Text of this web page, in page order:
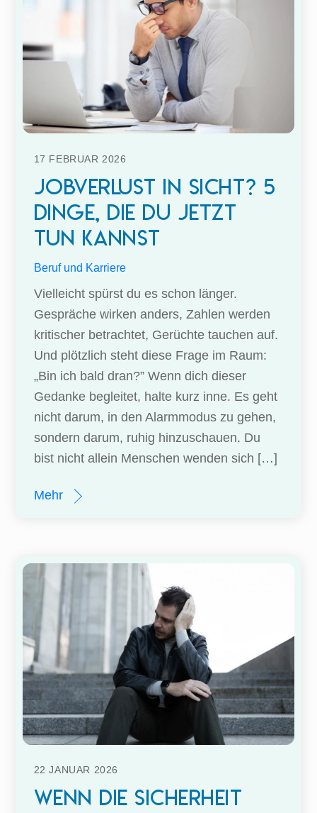
17 FEBRUAR 2026
Jobverlust in Sicht? 5
Dinge, die du JETZT
tun kannst
Beruf und Karriere
Vielleicht spürst du es schon länger.
Gespräche wirken anders, Zahlen werden
kritischer betrachtet, Gerüchte tauchen auf.
Und plötzlich steht diese Frage im Raum:
„Bin ich bald dran?” Wenn dich dieser
Gedanke begleitet, halte kurz inne. Es geht
nicht darum, in den Alarmmodus zu gehen,
sondern darum, ruhig hinzuschauen. Du
bist nicht allein Menschen wenden sich […]
Mehr
22 JANUAR 2026
Wenn die Sicherheit